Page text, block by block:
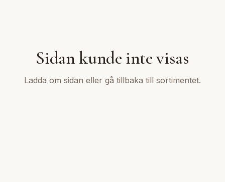
Sidan kunde inte visas
Ladda om sidan eller gå tillbaka till sortimentet.